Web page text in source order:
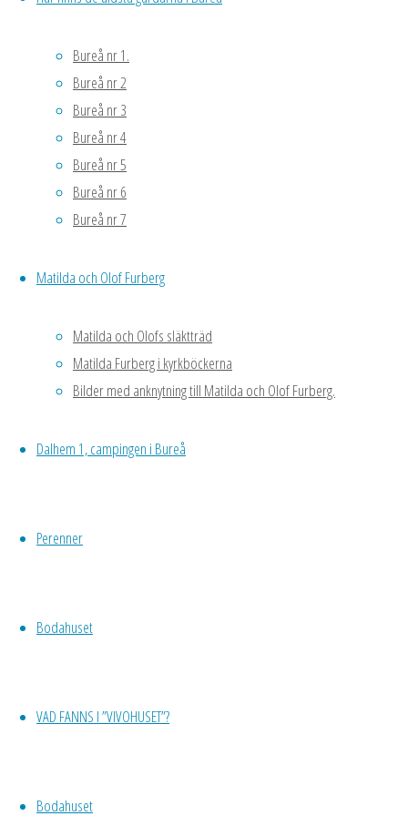
Bureå nr 1.
Bureå nr 2
Bureå nr 3
Bureå nr 4
Bureå nr 5
Bureå nr 6
Bureå nr 7
Matilda och Olof Furberg
Matilda och Olofs släktträd
Matilda Furberg i kyrkböckerna
Bilder med anknytning till Matilda och Olof Furberg.
Dalhem 1, campingen i Bureå
Perenner
Bodahuset
VAD FANNS I ”VIVOHUSET”?
Bodahuset
till växthuset …
Stenrik!
Men
till
Maj